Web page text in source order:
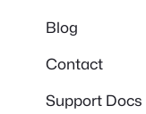
Blog
Contact
Support Docs